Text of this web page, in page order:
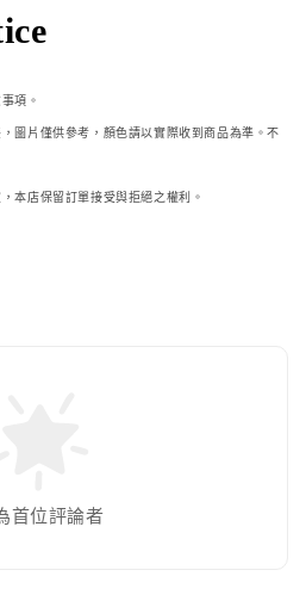
項。
圖片僅供參考，顏色請以實際收到商品為準。不
本店保留訂單接受與拒絕之權利。
首位評論者